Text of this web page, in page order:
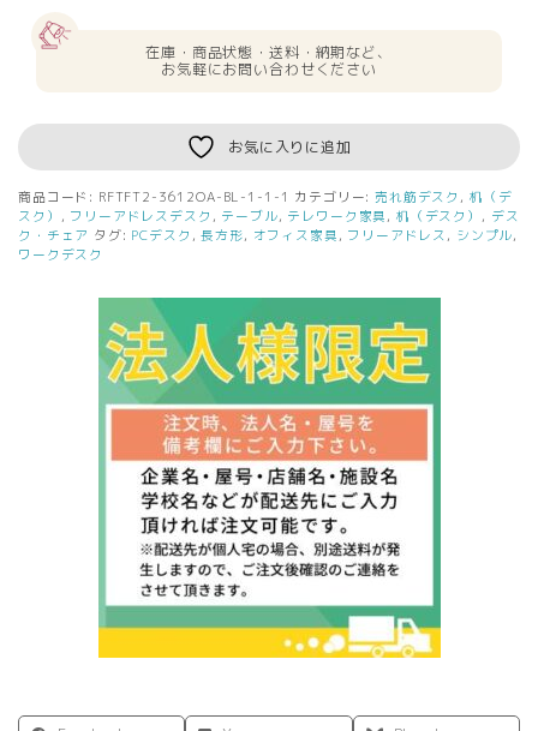
在庫・商品状態・送料・納期など、
お気軽にお問い合わせください
お気に入りに追加
商品コード: RFTFT2-3612OA-BL-1-1-1 カテゴリー:売れ筋デスク , 机（デ
スク） , フリーアドレスデスク , テーブル, テレワーク家具 , 机（デスク） , デス
ク・チェア タグ: PCデスク ,長方形, オフィス家具 , フリーアドレス , シンプル,
ワークデスク